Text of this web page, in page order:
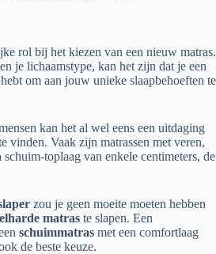
rol bij het kiezen van een nieuw matras.
je lichaamstype, kan het zijn dat je een
om aan jouw unieke slaapbehoeften te
kan het al wel eens een uitdaging
vinden. Vaak zijn matrassen met veren,
toplaag van enkele centimeters, de
zou je geen moeite moeten hebben
matras te slapen. Een
schuimmatras met een comfortlaag
de beste keuze.